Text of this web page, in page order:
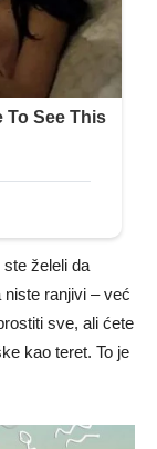
želeli da
ranjivi – već
sve, ali ćete
kao teret. To je